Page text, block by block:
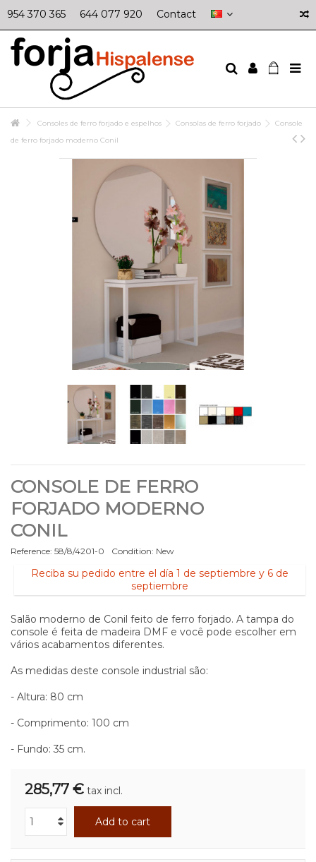
954 370 365 644 077 920 Contact
Consoles de ferro forjado e espelhos Consolas de ferro forjado
Console
de ferro forjado moderno Conil
CONSOLE DE FERRO
FORJADO MODERNO
CONIL
Reference: 58/8/4201-0 Condition: New
Reciba su pedido entre el día 1 de septiembre y 6 de
septiembre
Salão moderno de Conil feito de ferro forjado. A tampa do
console é feita de madeira DMF e você pode escolher em
vários acabamentos diferentes.
As medidas deste console industrial são:
- Altura: 80 cm
- Comprimento: 100 cm
- Fundo: 35 cm.
285,77 € tax incl.
Add to cart